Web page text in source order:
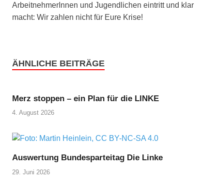
ArbeitnehmerInnen und Jugendlichen eintritt und klar
macht: Wir zahlen nicht für Eure Krise!
ÄHNLICHE BEITRÄGE
Merz stoppen – ein Plan für die LINKE
4. August 2026
Auswertung Bundesparteitag Die Linke
29. Juni 2026